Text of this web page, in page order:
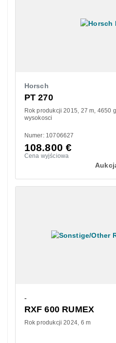
Horsch
PT 270
Rok produkcji 2015 27 m 4650
wysokosci
Numer: 10706627
108.800€
Cena wyjściowa
-
RXF 600 RUMEX
Rok produkcji 2024 6 m